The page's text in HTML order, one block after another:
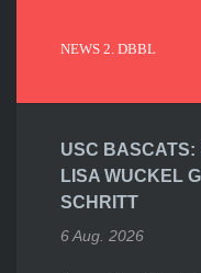
NEWS 2. DBBL
USC BASCATS:
LISA WUCKEL
SCHRITT
6 Aug. 2026